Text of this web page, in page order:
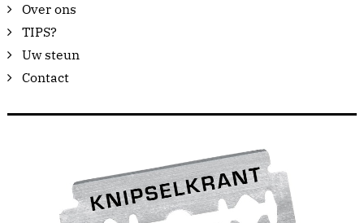
Over ons
TIPS?
Uw steun
Contact